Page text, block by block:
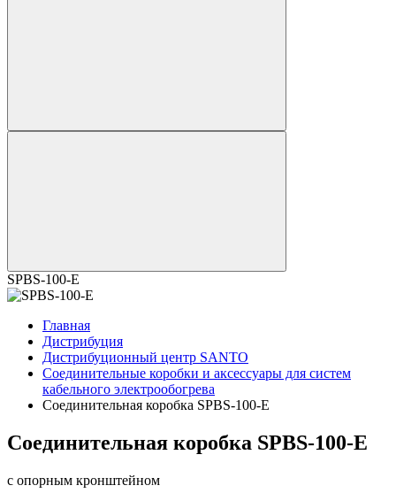
SPBS-100-E
Главная
Дистрибуция
Дистрибуционный центр SANTO
Соединительные коробки и аксессуары для систем
кабельного электрообогрева
Соединительная коробка SPBS-100-E
Соединительная коробка SPBS-100-E
с опорным кронштейном